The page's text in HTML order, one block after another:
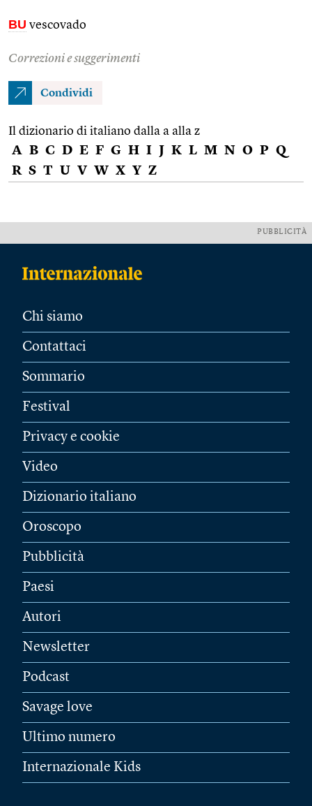
BU vescovado
Correzioni e suggerimenti
Condividi
Il dizionario di italiano dalla a alla z
A B C D E F G H I J K L M N O P Q
R S T U V W X Y Z
PUBBLICITÀ
Chi siamo
Contattaci
Sommario
Festival
Privacy e cookie
Video
Dizionario italiano
Oroscopo
Pubblicità
Paesi
Autori
Newsletter
Podcast
Savage love
Ultimo numero
Internazionale Kids